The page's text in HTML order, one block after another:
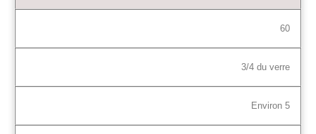
60
3/4 du verre
Environ 5